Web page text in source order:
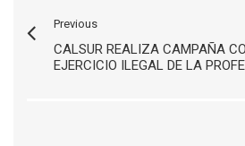
Previous
CALSUR REALIZA CAMPAÑA
EJERCICIO ILEGAL DE LA